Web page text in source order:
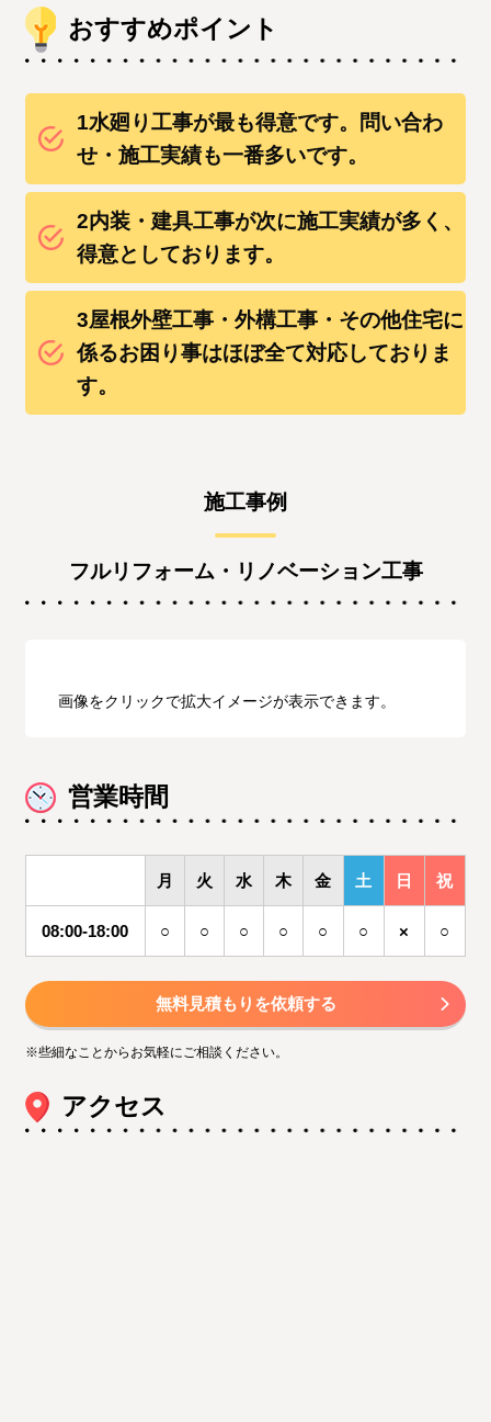
おすすめポイント
1水廻り工事が最も得意です。問い合わ
せ・施工実績も一番多いです。
2内装・建具工事が次に施工実績が多く、
得意としております。
3屋根外壁工事・外構工事・その他住宅に
係るお困り事はほぼ全て対応しておりま
す。
施工事例
フルリフォーム・リノベーション工事
画像をクリックで拡大イメージが表示できます。
営業時間
月 火 水 木 金 土 日 祝
08:00-18:00 ○ ○ ○ ○ ○ ○ × ○
無料見積もりを依頼する
※些細なことからお気軽にご相談ください。
アクセス